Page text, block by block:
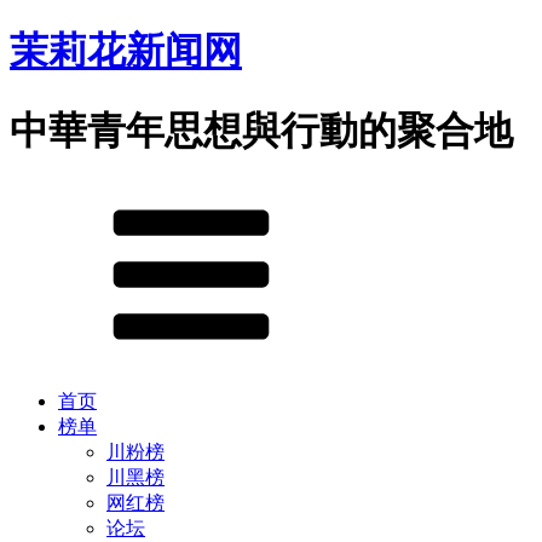
茉莉花新闻网
中華青年思想與行動的聚合地
首页
榜单
川粉榜
川黑榜
网红榜
论坛